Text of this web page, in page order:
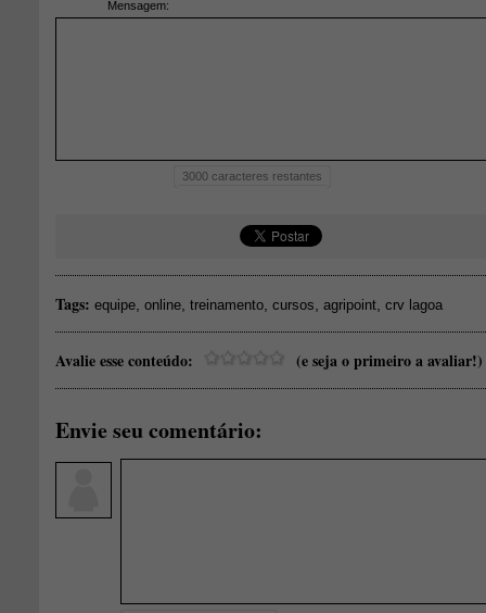
Mensagem:
3000 caracteres restantes
Tags: equipe online treinamento cursos agripoint crv lagoa
Avalie esse conteúdo: (e seja o primeiro a avaliar!)
Envie seu comentário: